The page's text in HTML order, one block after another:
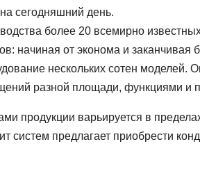
сегодняшний день.
более 20 всемирно
начиная от эконома и заканчивая
нескольких сотен моделей.
разной площади, функциями и
продукции варьируется в
систем предлагает приобрести